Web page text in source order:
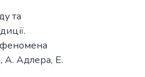
та
феномена
А. Адлера, Е.